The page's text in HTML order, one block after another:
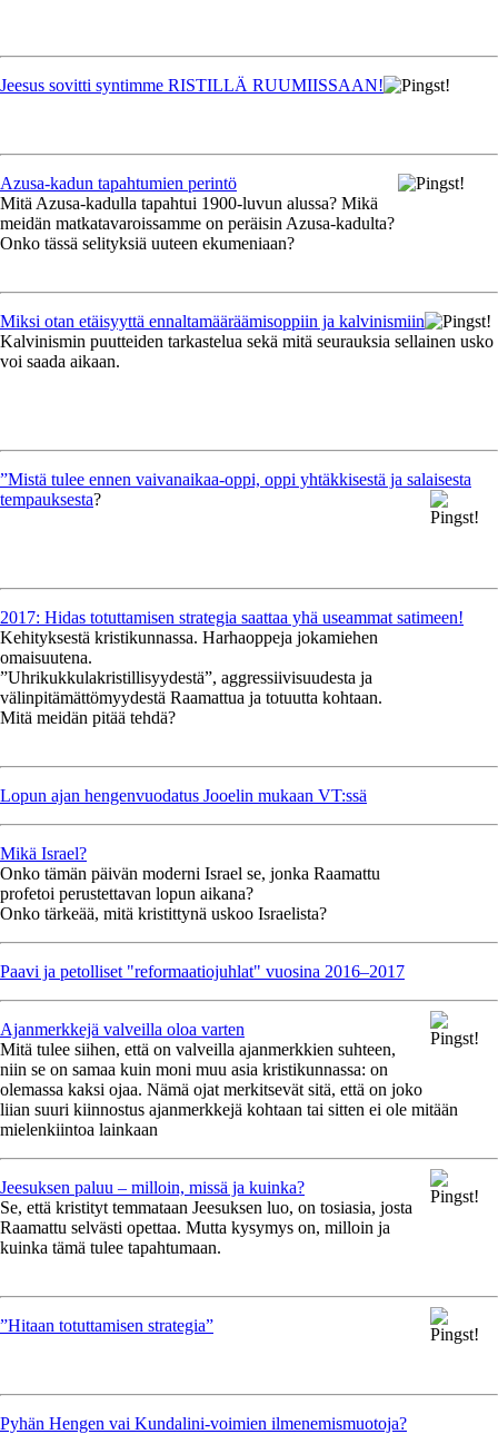
Jeesus sovitti syntimme RISTILLÄ RUUMIISSAAN!
Azusa-kadun tapahtumien perintö
Mitä Azusa-kadulla tapahtui 1900-luvun alussa? Mikä
meidän matkatavaroissamme on peräisin Azusa-kadulta?
Onko tässä selityksiä uuteen ekumeniaan?
Miksi otan etäisyyttä ennaltamääräämisoppiin ja kalvinismiin
Kalvinismin puutteiden tarkastelua sekä mitä seurauksia sellainen usko
voi saada aikaan.
”Mistä tulee ennen vaivanaikaa-oppi, oppi yhtäkkisestä ja salaisesta
tempauksesta?
2017: Hidas totuttamisen strategia saattaa yhä useammat satimeen!
Kehityksestä kristikunnassa. Harhaoppeja jokamiehen
omaisuutena.
”Uhrikukkulakristillisyydestä”, aggressiivisuudesta ja
välinpitämättömyydestä Raamattua ja totuutta kohtaan.
Mitä meidän pitää tehdä?
Lopun ajan hengenvuodatus Jooelin mukaan VT:ssä
Mikä Israel?
Onko tämän päivän moderni Israel se, jonka Raamattu
profetoi perustettavan lopun aikana?
Onko tärkeää, mitä kristittynä uskoo Israelista?
Paavi ja petolliset "reformaatiojuhlat" vuosina 2016–2017
Ajanmerkkejä valveilla oloa varten
Mitä tulee siihen, että on valveilla ajanmerkkien suhteen,
niin se on samaa kuin moni muu asia kristikunnassa: on
olemassa kaksi ojaa. Nämä ojat merkitsevät sitä, että on joko
liian suuri kiinnostus ajanmerkkejä kohtaan tai sitten ei ole mitään
mielenkiintoa lainkaan
Jeesuksen paluu – milloin, missä ja kuinka?
Se, että kristityt temmataan Jeesuksen luo, on tosiasia, josta
Raamattu selvästi opettaa. Mutta kysymys on, milloin ja
kuinka tämä tulee tapahtumaan.
”Hitaan totuttamisen strategia”
Pyhän Hengen vai Kundalini-voimien ilmenemismuotoja?